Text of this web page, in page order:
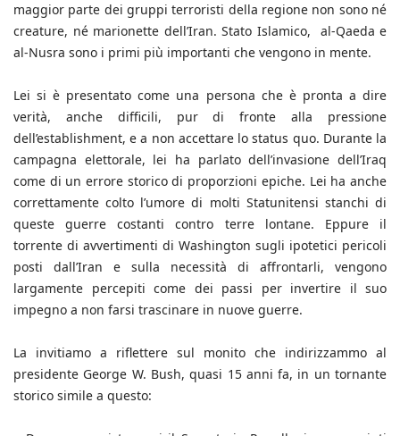
maggior parte dei gruppi terroristi della regione non sono né
creature, né marionette dell’Iran. Stato Islamico, al-Qaeda e
al-Nusra sono i primi più importanti che vengono in mente.
Lei si è presentato come una persona che è pronta a dire
verità, anche difficili, pur di fronte alla pressione
dell’establishment, e a non accettare lo status quo. Durante la
campagna elettorale, lei ha parlato dell’invasione dell’Iraq
come di un errore storico di proporzioni epiche. Lei ha anche
correttamente colto l’umore di molti Statunitensi stanchi di
queste guerre costanti contro terre lontane. Eppure il
torrente di avvertimenti di Washington sugli ipotetici pericoli
posti dall’Iran e sulla necessità di affrontarli, vengono
largamente percepiti come dei passi per invertire il suo
impegno a non farsi trascinare in nuove guerre.
La invitiamo a riflettere sul monito che indirizzammo al
presidente George W. Bush, quasi 15 anni fa, in un tornante
storico simile a questo: